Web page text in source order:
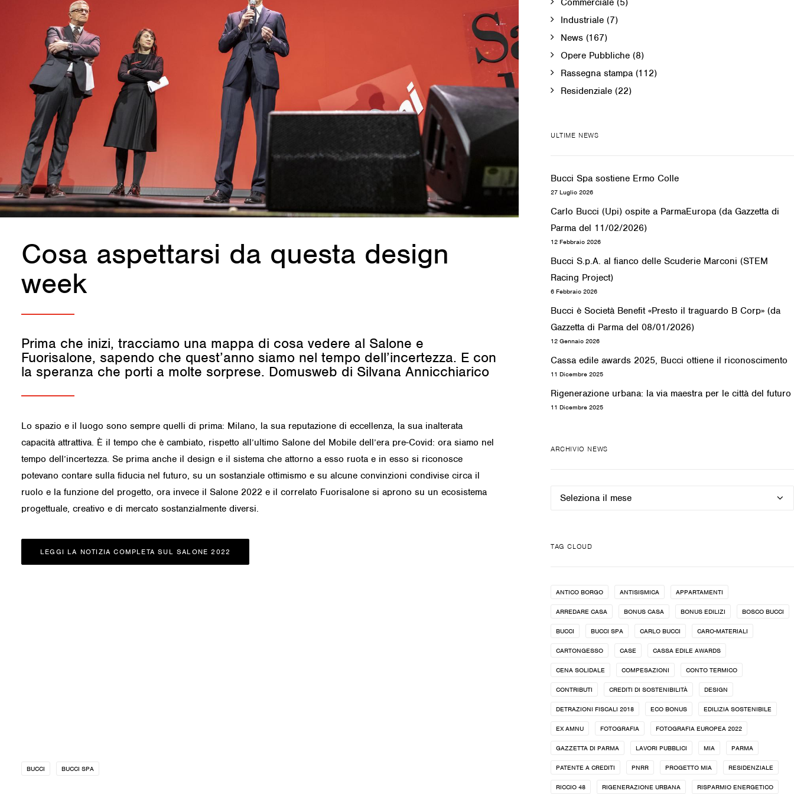
Cosa aspettarsi da questa design
week
Prima che inizi, tracciamo una mappa di cosa vedere al Salone e
Fuorisalone, sapendo che quest’anno siamo nel tempo dell’incertezza. E con
la speranza che porti a molte sorprese. Domusweb di Silvana Annicchiarico
Lo spazio e il luogo sono sempre quelli di prima: Milano, la sua reputazione di eccellenza, la sua inalterata
capacità attrattiva. È il tempo che è cambiato, rispetto all’ultimo Salone del Mobile dell’era pre-Covid: ora siamo nel
tempo dell’incertezza. Se prima anche il design e il sistema che attorno a esso ruota e in esso si riconosce
potevano contare sulla fiducia nel futuro, su un sostanziale ottimismo e su alcune convinzioni condivise circa il
ruolo e la funzione del progetto, ora invece il Salone 2022 e il correlato Fuorisalone si aprono su un ecosistema
progettuale, creativo e di mercato sostanzialmente diversi.
LEGGI LA NOTIZIA COMPLETA SUL SALONE 2022
BUCCI BUCCI SPA
Commerciale (5)
Industriale (7)
News (167)
Opere Pubbliche (8)
Rassegna stampa (112)
Residenziale (22)
ULTIME NEWS
Bucci Spa sostiene Ermo Colle
27 Luglio 2026
Carlo Bucci (Upi) ospite a ParmaEuropa (da Gazzetta di
Parma del 11/02/2026)
12 Febbraio 2026
Bucci S.p.A. al fianco delle Scuderie Marconi (STEM
Racing Project)
6 Febbraio 2026
Bucci è Società Benefit «Presto il traguardo B Corp» (da
Gazzetta di Parma del 08/01/2026)
12 Gennaio 2026
Cassa edile awards 2025, Bucci ottiene il riconoscimento
11 Dicembre 2025
Rigenerazione urbana: la via maestra per le città del futuro
11 Dicembre 2025
ARCHIVIO NEWS
Archivio
TAG CLOUD
ANTICO BORGO ANTISISMICA APPARTAMENTI
ARREDARE CASA BONUS CASA BONUS EDILIZI BOSCO BUCCI
BUCCI BUCCI SPA CARLO BUCCI CARO-MATERIALI
CARTONGESSO CASE CASSA EDILE AWARDS
CENA SOLIDALE COMPESAZIONI CONTO TERMICO
CONTRIBUTI CREDITI DI SOSTENIBILITÀ DESIGN
DETRAZIONI FISCALI 2018 ECO BONUS EDILIZIA SOSTENIBILE
EX AMNU FOTOGRAFIA FOTOGRAFIA EUROPEA 2022
GAZZETTA DI PARMA LAVORI PUBBLICI MIA PARMA
PATENTE A CREDITI PNRR PROGETTO MIA RESIDENZIALE
RICCIO 48 RIGENERAZIONE URBANA RISPARMIO ENERGETICO